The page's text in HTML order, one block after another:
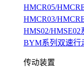
HMCR05/
HMCR03/
HMS02/
BYM系列双速行
传动装置